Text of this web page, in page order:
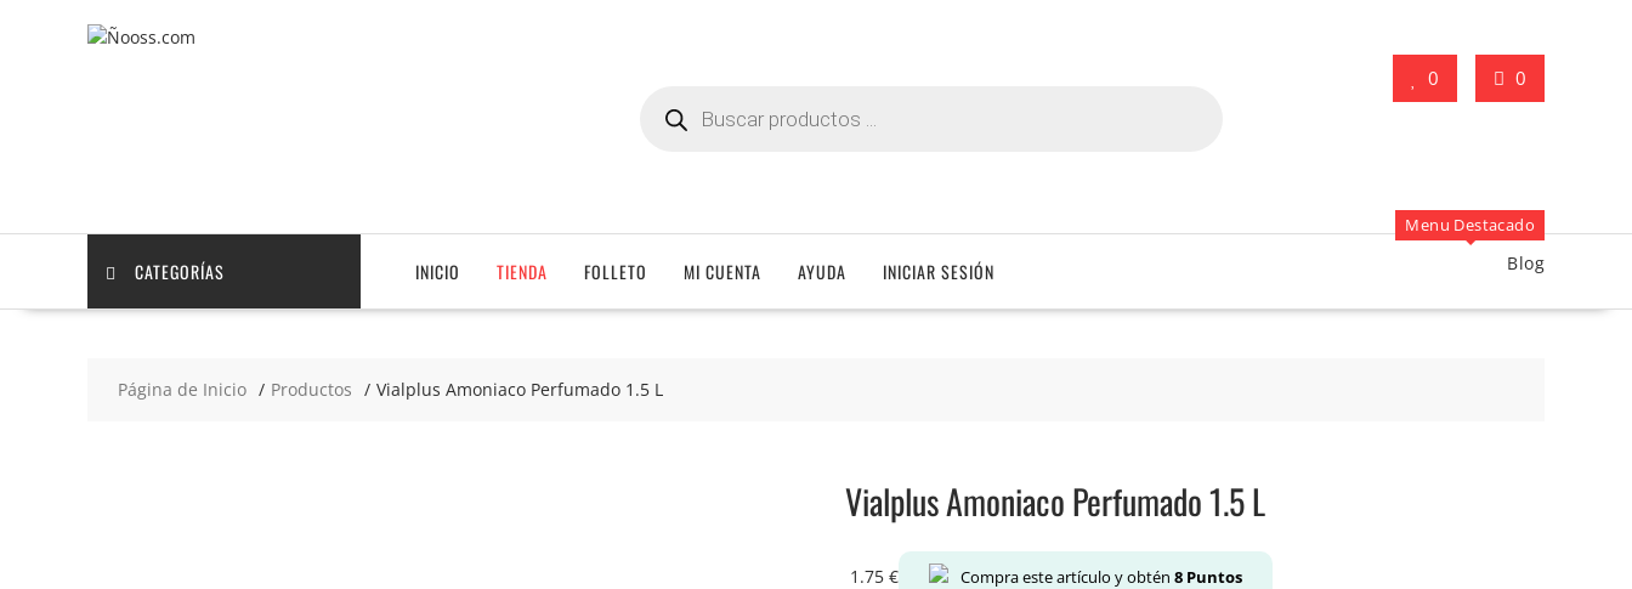
0 0
productos
CATEGORÍAS INICIO TIENDA FOLLETO MI CUENTA AYUDA INICIAR SESIÓN
Menu Destacado
Blog
Página de Inicio Productos Vialplus Amoniaco Perfumado 1.5 L
Vialplus Amoniaco Perfumado 1.5 L
1.75 € Compra este artículo y obtén 8 Puntos